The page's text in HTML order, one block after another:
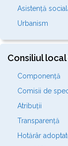
Asistență
Urbanism
Consiliul local
Componență
Comisii de
Atribuții
Transparență
Hotărâr